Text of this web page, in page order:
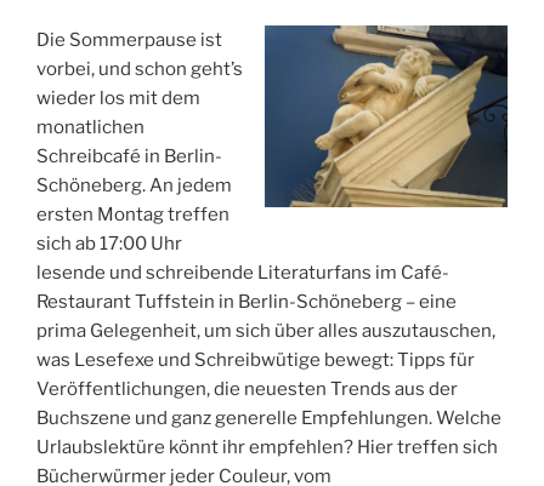
Die Sommerpause ist
vorbei, und schon geht’s
wieder los mit dem
monatlichen
Schreibcafé in Berlin-
Schöneberg. An jedem
ersten Montag treffen
sich ab 17:00 Uhr
lesende und schreibende Literaturfans im Café-
Restaurant Tuffstein in Berlin-Schöneberg – eine
prima Gelegenheit, um sich über alles auszutauschen,
was Lesefexe und Schreibwütige bewegt: Tipps für
Veröffentlichungen, die neuesten Trends aus der
Buchszene und ganz generelle Empfehlungen. Welche
Urlaubslektüre könnt ihr empfehlen? Hier treffen sich
Bücherwürmer jeder Couleur, vom